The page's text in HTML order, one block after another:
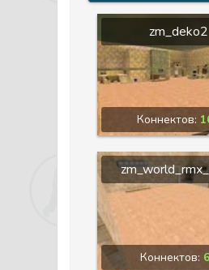
Коннектов:
zm_deko2
Коннектов: